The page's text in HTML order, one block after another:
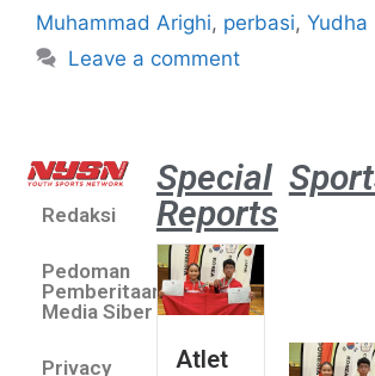
Muhammad Arighi, perbasi, Yudha
Leave a comment
Redaksi
Pedoman
Pemberitaan
Media Siber
Privacy
Special
Reports
Atlet